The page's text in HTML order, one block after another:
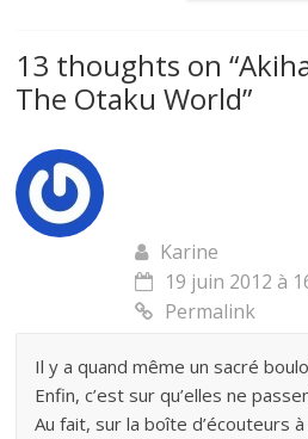
13 thoughts on “
The Otaku World”
Karine
19 juin 2012 à
Permalink
Il y a quand même un sacré
Enfin, c’est sur qu’elles ne
Au fait, sur la boîte d’écouteurs